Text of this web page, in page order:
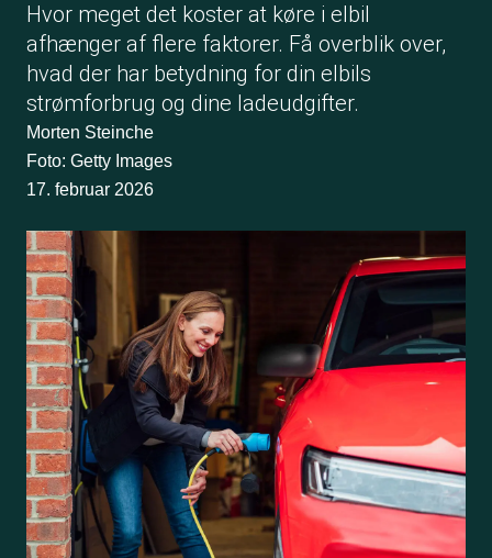
Hvor meget det koster at køre i elbil
afhænger af flere faktorer. Få overblik over,
hvad der har betydning for din elbils
strømforbrug og dine ladeudgifter.
Morten Steinche
Foto: Getty Images
17. februar 2026